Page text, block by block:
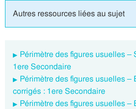
Autres ressources liées au sujet
Périmètre des figures usuelles –
1ere Secondaire
Périmètre des figures usuelles –
corrigés : 1ere Secondaire
Périmètre des figures usuelles –